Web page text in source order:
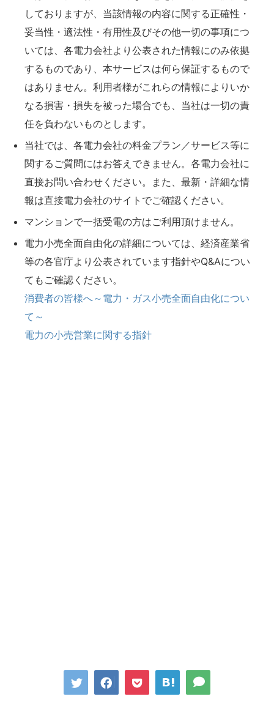
しておりますが、当該情報の内容に関する正確性・
妥当性・適法性・有用性及びその他一切の事項につ
いては、各電力会社より公表された情報にのみ依拠
するものであり、本サービスは何ら保証するもので
はありません。利用者様がこれらの情報によりいか
なる損害・損失を被った場合でも、当社は一切の責
任を負わないものとします。
当社では、各電力会社の料金プラン／サービス等に
関するご質問にはお答えできません。各電力会社に
直接お問い合わせください。また、最新・詳細な情
報は直接電力会社のサイトでご確認ください。
マンションで一括受電の方はご利用頂けません。
電力小売全面自由化の詳細については、経済産業省
等の各官庁より公表されています指針やQ&Aについ
てもご確認ください。
消費者の皆様へ～電力・ガス小売全面自由化につい
て～
電力の小売営業に関する指針